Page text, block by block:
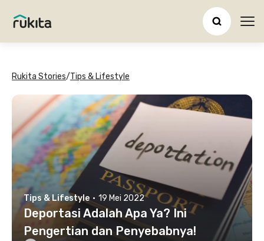
Rukita Stories/Tips & Lifestyle
Tips & Lifestyle · 19 Mei 2022
Deportasi Adalah Apa Ya? Ini
Pengertian dan Penyebabnya!